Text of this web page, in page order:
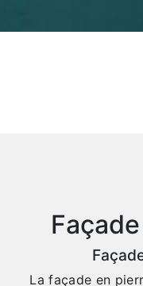
La façade en